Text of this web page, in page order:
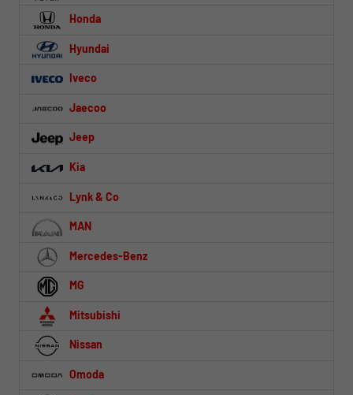
Honda
Hyundai
Iveco
Jaecoo
Jeep
Kia
Lynk & Co
MAN
Mercedes-Benz
MG
Mitsubishi
Nissan
Omoda